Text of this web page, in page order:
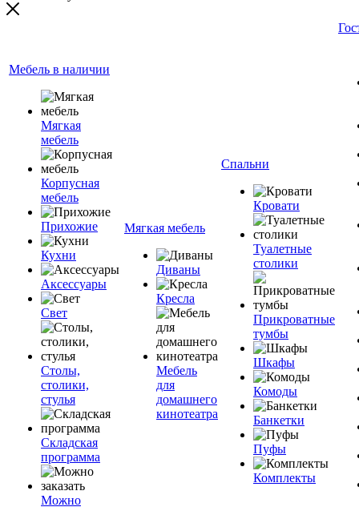
Мебель в наличии
Мягкая
мебель
Корпусная
мебель
Прихожие
Кухни
Аксессуары
Свет
Столы,
столики,
стулья
Складская
программа
Можно
Мягкая мебель
Диваны
Кресла
Мебель
для
домашнего
кинотеатра
Спальни
Кровати
Туалетные
столики
Прикроватные
тумбы
Шкафы
Комоды
Банкетки
Пуфы
Комплекты